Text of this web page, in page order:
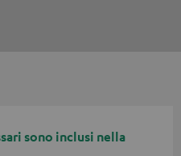
sono inclusi nella